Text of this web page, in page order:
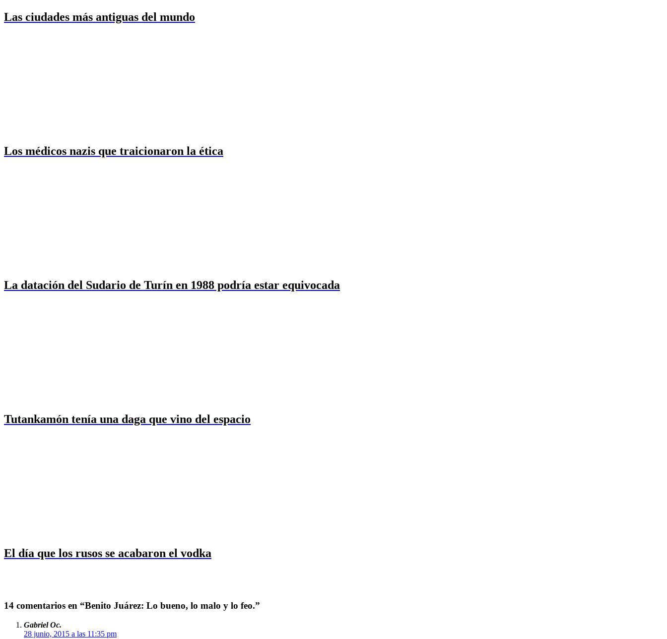
Las ciudades más antiguas del mundo
Los médicos nazis que traicionaron la ética
La datación del Sudario de Turín en 1988 podría estar equivocada
Tutankamón tenía una daga que vino del espacio
El día que los rusos se acabaron el vodka
14 comentarios en “Benito Juárez: Lo bueno, lo malo y lo feo.”
Gabriel Oc.
28 junio, 2015 a las 11:35 pm